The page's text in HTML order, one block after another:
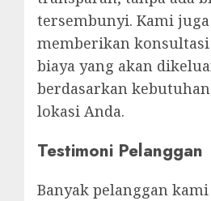
tersembunyi. Kami
memberikan
biaya yang akan
berdasarkan
lokasi Anda.
Testimoni Pelanggan
Banyak pelanggan